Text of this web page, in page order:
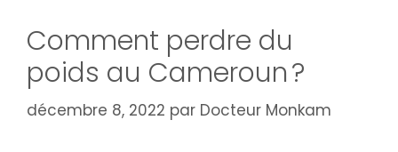
Comment perdre du
poids au Cameroun ?
décembre 8, 2022 par Docteur Monkam